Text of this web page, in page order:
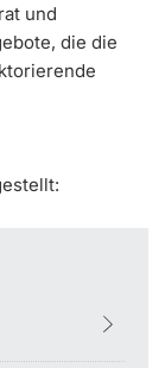
und
die die